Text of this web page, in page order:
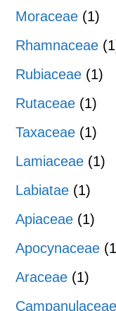
Moraceae (1)
Rhamnaceae
Rubiaceae (1)
Rutaceae (1)
Taxaceae (1)
Lamiaceae (1)
Labiatae (1)
Apiaceae (1)
Apocynaceae
Araceae (1)
Campanulaceae